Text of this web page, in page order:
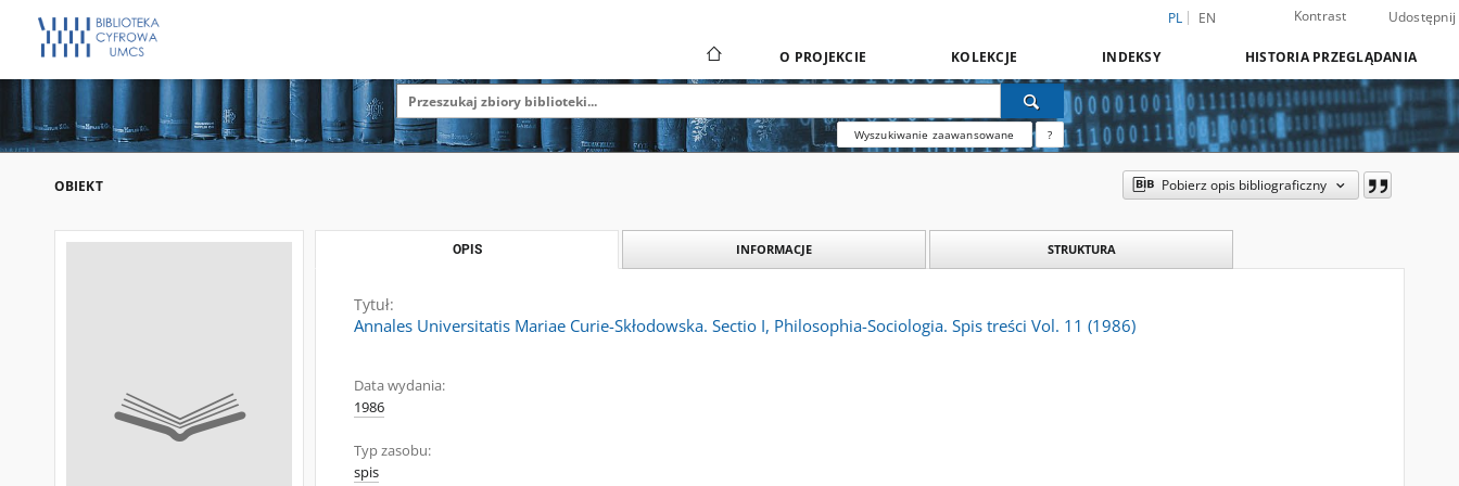
PL EN Kontrast Udostępnij
O PROJEKCIE KOLEKCJE INDEKSY HISTORIA PRZEGLĄDANIA
Wyszukiwanie zaawansowane ?
OBIEKT Pobierz opis bibliograficzny
OPIS INFORMACJE STRUKTURA
Tytuł:
Annales Universitatis Mariae Curie-Skłodowska. Sectio I, Philosophia-Sociologia. Spis treści Vol. 11 (1986)
Data wydania:
1986
Typ zasobu:
spis